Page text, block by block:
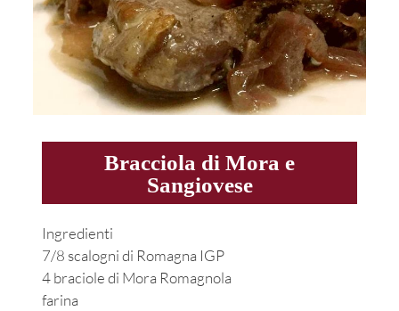
Bracciola di Mora e
Sangiovese
Ingredienti
7/8 scalogni di Romagna IGP
4 braciole di Mora Romagnola
farina